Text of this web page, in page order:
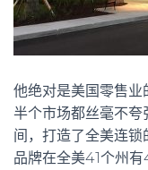
他绝对是美国零售
半个市场都丝毫不夸
间，打造了全美连
品牌在全美41个州有